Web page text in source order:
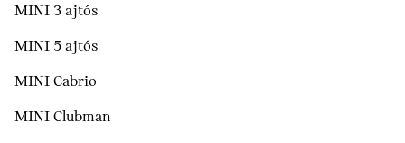
MINI 3 ajtós
MINI 5 ajtós
MINI Cabrio
MINI Clubman